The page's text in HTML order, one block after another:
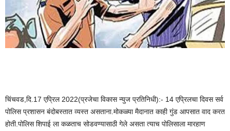
चिंचवड,दि.17 एप्रिल 2022(प्रजेचा विकास न्युज प्रतिनिधी):- 14 एप्रिलचा दिवस सर्व
पोलिस प्रशासन बंदोबस्तात व्यस्त असताना.मोकळ्या मैदानात काही गुंड आपसात वाद करत
होती.पोलिस शिपाई ला कळताच सोडवण्यासाठी गेले असता त्याच पोलिसाला मारहाण